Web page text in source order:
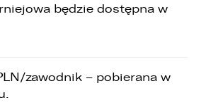
będzie dostępna w
zawodnik – pobierana w
sp. z o.o. ul. B. Chrobrego 25 47-
Koźle,
ul. Opolska 2c 45-960 Opole.
Ochrony Danych -